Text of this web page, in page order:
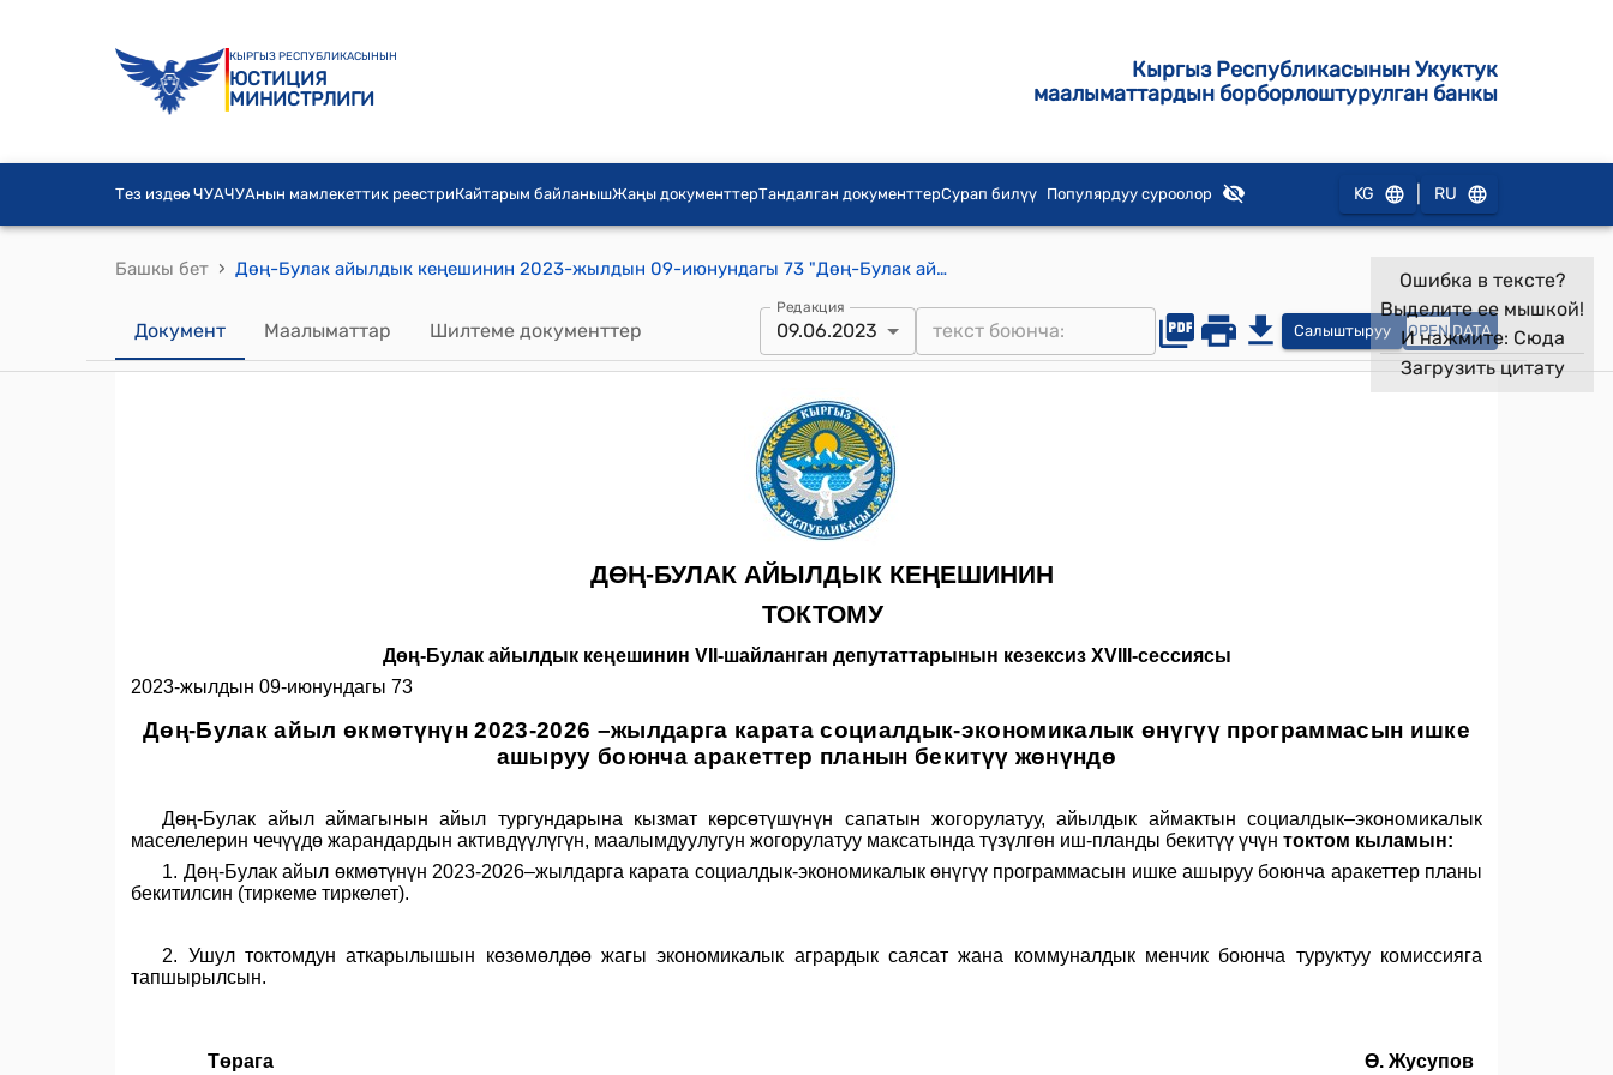
КЫРГЫЗ РЕСПУБЛИКАСЫНЫН
ЮСТИЦИЯ
МИНИСТРЛИГИ
Кыргыз Республикасынын Укуктук
маалыматтардын борборлоштурулган банкы
Тез издөө ЧУАЧУАнын мамлекеттик реестриКайтарым байланышЖаңы документтерТандалган документтерСурап билүү Популярдуу суроолор KG RU
Башкы бет › Дөң-Булак айылдык кеңешинин 2023-жылдын 09-июнундагы 73 "Дөң-Булак айыл өкмөтүнүн 2023-2026 –жылдарга карата социалдык-экономикалык өнүгүү программасын ишке ашыруу боюнча аракеттер планын бекитүү жөнүндө" токтому
Документ Маалыматтар Шилтеме документтер
Редакция
09.06.2023 Салыштыруу OPEN DATA
Ошибка в тексте?
Выделите ее мышкой!
И нажмите: Сюда
Загрузить цитату